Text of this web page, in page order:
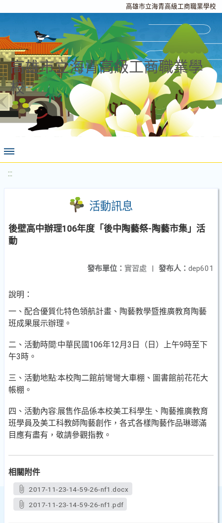
高雄市立海青高級工商職業學校
高雄市立海青高級工商職業學
校
:::
活動訊息
後壁高中辦理106年度「後中陶藝祭-陶藝市集」活
動
發布人： dep601
發布單位： 實習處 |
說明：
一、配合優質化特色領航計畫、陶藝教學暨推廣教育陶藝
班成果展示辦理。
二、活動時間:中華民國106年12月3日（日）上午9時至下
午3時。
三、活動地點:本校陶二館前彎彎大車棚、圖書館前花花大
帳棚。
四、活動內容:展售作品係本校美工科學生、陶藝推廣教育
班學員及美工科教師陶藝創作，各式各樣陶藝作品琳瑯滿
目應有盡有，敬請參觀指教。
相關附件
2017-11-23-14-59-26-nf1.docx
2017-11-23-14-59-26-nf1.pdf